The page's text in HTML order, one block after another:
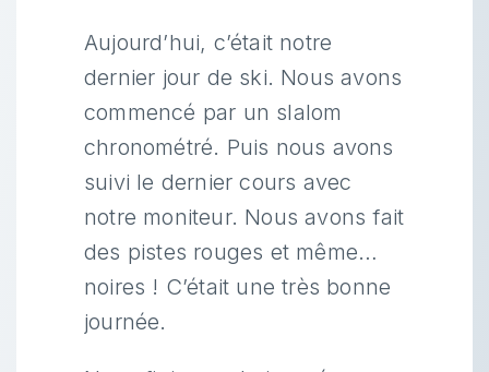
Aujourd’hui, c’était notre
dernier jour de ski. Nous avons
commencé par un slalom
chronométré. Puis nous avons
suivi le dernier cours avec
notre moniteur. Nous avons fait
des pistes rouges et même…
noires ! C’était une très bonne
journée.